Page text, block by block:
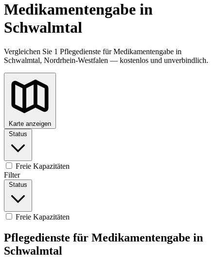
Medikamentengabe in
Schwalmtal
Vergleichen Sie 1 Pflegedienste für Medikamentengabe in
Schwalmtal, Nordrhein-Westfalen — kostenlos und unverbindlich.
Karte anzeigen
Status
Freie Kapazitäten
Filter
Status
Freie Kapazitäten
Pflegedienste für Medikamentengabe in
Schwalmtal